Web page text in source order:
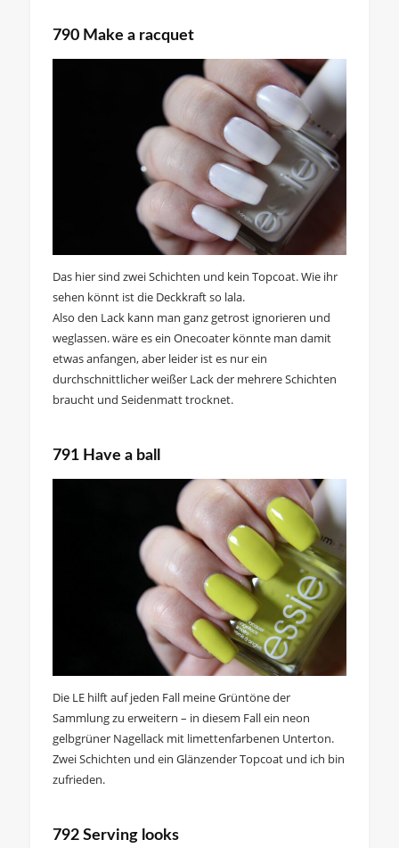
790 Make a racquet
Das hier sind zwei Schichten und kein Topcoat. Wie ihr
sehen könnt ist die Deckkraft so lala.
Also den Lack kann man ganz getrost ignorieren und
weglassen. wäre es ein Onecoater könnte man damit
etwas anfangen, aber leider ist es nur ein
durchschnittlicher weißer Lack der mehrere Schichten
braucht und Seidenmatt trocknet.
791 Have a ball
Die LE hilft auf jeden Fall meine Grüntöne der
Sammlung zu erweitern – in diesem Fall ein neon
gelbgrüner Nagellack mit limettenfarbenen Unterton.
Zwei Schichten und ein Glänzender Topcoat und ich bin
zufrieden.
792 Serving looks